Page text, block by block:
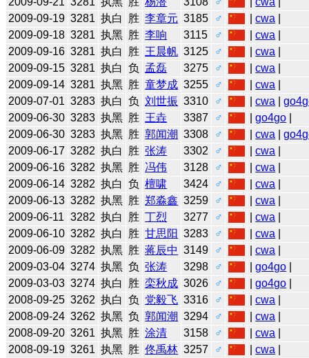
2009-09-19 3281 执白 胜 李章元 3185 ♂ |cwa
2009-09-18 3281 执黑 胜 李响 3115 ♂ |cwa
2009-09-16 3281 执白 胜 王晨帆 3125 ♂ |cwa
2009-09-15 3281 执白 负 孟磊 3275 ♂ |cwa
2009-09-14 3281 执黑 胜 童梦成 3255 ♂ |cwa
2009-07-01 3283 执白 负 刘世振 3310 ♂ |cwa |
2009-06-30 3283 执黑 胜 王垚 3387 ♂ |go4go
2009-06-30 3283 执黑 胜 郭闻潮 3308 ♂ |cwa |
2009-06-17 3282 执白 胜 张涛 3302 ♂ |cwa
2009-06-16 3282 执黑 胜 冯伟 3128 ♂ |cwa
2009-06-14 3282 执白 负 檀啸 3424 ♂ |cwa
2009-06-13 3282 执黑 胜 郑淼鑫 3259 ♂ |cwa
2009-06-11 3282 执白 胜 丁烈 3277 ♂ |cwa
2009-06-10 3282 执白 胜 甘思阳 3283 ♂ |cwa
2009-06-09 3282 执黑 胜 蒋辰中 3149 ♂ |cwa
2009-03-04 3274 执黑 负 张涛 3298 ♂ |go4go
2009-03-03 3274 执白 胜 栾秋成 3026 ♂ |go4go
2008-09-25 3262 执白 负 党毅飞 3316 ♂ |cwa
2008-09-24 3262 执黑 负 郭闻潮 3294 ♂ |cwa
2008-09-20 3261 执黑 胜 涂清 3158 ♂ |cwa
2008-09-19 3261 执黑 胜 佟禹林 3257 ♂ |cwa